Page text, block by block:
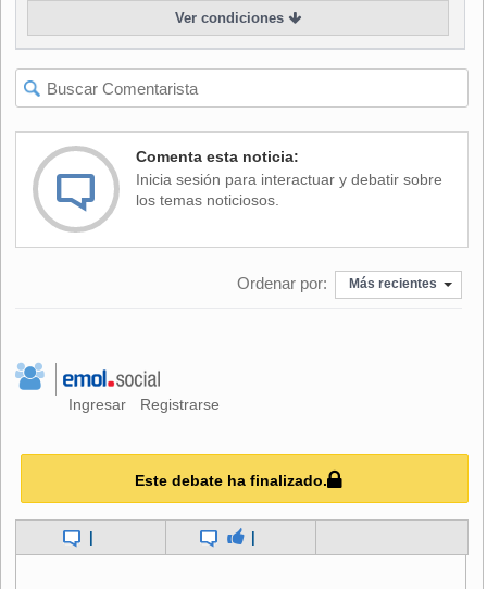
"Existen tres alternativas. Una es que estas muestras sean
de tejidos ya identificados; segundo es que no logremos
extraer ADN de las muestras deterioradas por el tiempo y
las condiciones en que las encontramos; y tercero, que es
Sin embargo, reconoció que están en un "escenario
complicado", por lo que una de las probabilidades más
fuertes es que no se pueda extraer ADN.
"Es un escenario complicado por tres motivos: primero por
los rigores a los que estuvieron sometidos en esas
circunstancias", aseveró.
Ver condiciones
Comenta esta noticia:
Inicia sesión para interactuar y debatir sobre
los temas noticiosos.
Ordenar por: Más recientes
Ingresar Registrarse
Este debate ha finalizado.